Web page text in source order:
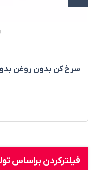
سرخ کن بدون روغن
فیلترکردن براساس